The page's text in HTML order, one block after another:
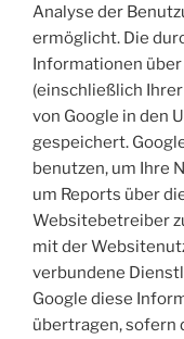
Analyse der
ermöglicht. Die
Informationen
(einschließlich
von Google in den
gespeichert.
benutzen, um Ihre
um Reports über
Websitebetreiber
mit der
verbundene
Google diese
übertragen, sofern